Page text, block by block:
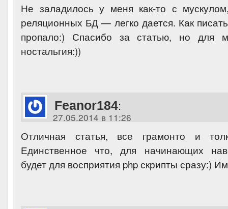
Не заладилось у меня как-то с
реляционных БД — легко дается. Как
пропало:) Спасибо за статью, но для
ностальгия:))
Feanor184:
27.05.2014 в 11:26
Отличная статья, все грамонто и
Единственное что, для начинающих
будет для восприятия php скрипты сразу:)